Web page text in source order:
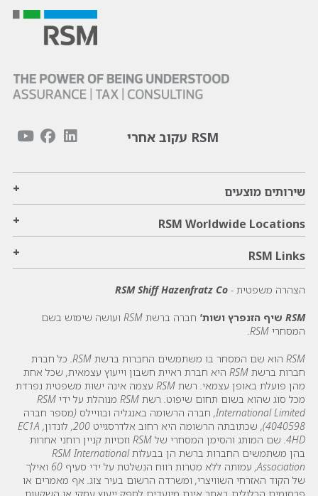
RSM עקוב אחרי
שירותים מוצעים +
RSM Worldwide Locations
+
RSM Links
+
הצהרה משפטית - RSM Shiff Hazenfratz Co
RSM שיף הזנפרץ ושות'
חברה ברשת RSM ועושה שימוש בשם
המסחרי RSM.
RSM הוא שם המסחר בו משתמשים החברות ברשת RSM. כל חברת
חברות ברשת RSM היא חברת ראיית חשבון וייעוץ עצמאית, שכל אחת
מהן פועלת באופן עצמאי. רשת RSM עצמה אינה ישות משפטית נפרדת
מכל סוג שהוא בשום תחום שיפוט. רשת RSM מנוהלת על ידי RSM
International Limited, חברה הרשומה באנגליה ובוויילס (מספר חברה
4040598), שכתובתה הרשומה היא רחוב אלדרסגייט 200, לונדון, EC1A
4HD. שם המותג והסימן המסחרי של RSM וזכויות קניין רוחני אחרות
בהן משתמשים החברות ברשת הן בבעלות RSM International
Association, עמותה ללא מטרות רווח הנשלטת על ידי סעיף 60 ואילך
של הקוד האזרחי השוויצרי, ומשרדה הרשום בעיר צוג. אף מאמרים או